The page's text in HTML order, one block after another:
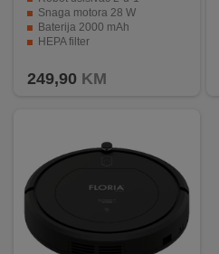
Snaga motora 28 W
Baterija 2000 mAh
HEPA filter
249,90 KM